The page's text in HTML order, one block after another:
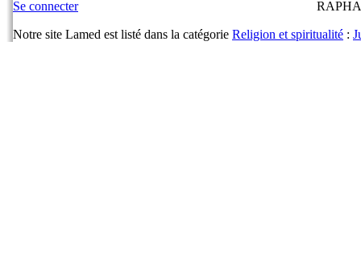
Se connecter
Notre site Lamed est listé dans la catégorie Religion et spiritualité :